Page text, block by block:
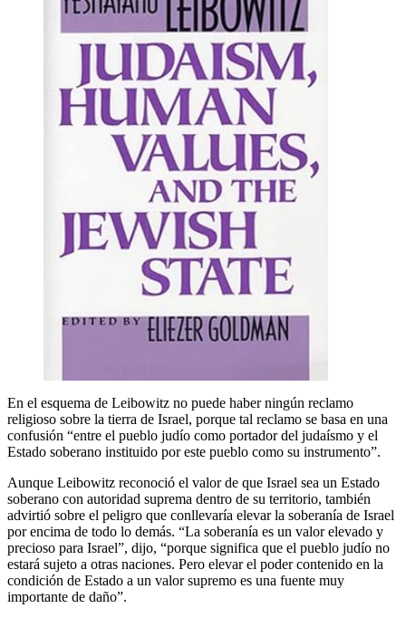
En el esquema de Leibowitz no puede haber ningún reclamo
religioso sobre la tierra de Israel, porque tal reclamo se basa en una
confusión “entre el pueblo judío como portador del judaísmo y el
Estado soberano instituido por este pueblo como su instrumento”.
Aunque Leibowitz reconoció el valor de que Israel sea un Estado
soberano con autoridad suprema dentro de su territorio, también
advirtió sobre el peligro que conllevaría elevar la soberanía de Israel
por encima de todo lo demás. “La soberanía es un valor elevado y
precioso para Israel”, dijo, “porque significa que el pueblo judío no
estará sujeto a otras naciones. Pero elevar el poder contenido en la
condición de Estado a un valor supremo es una fuente muy
importante de daño”.